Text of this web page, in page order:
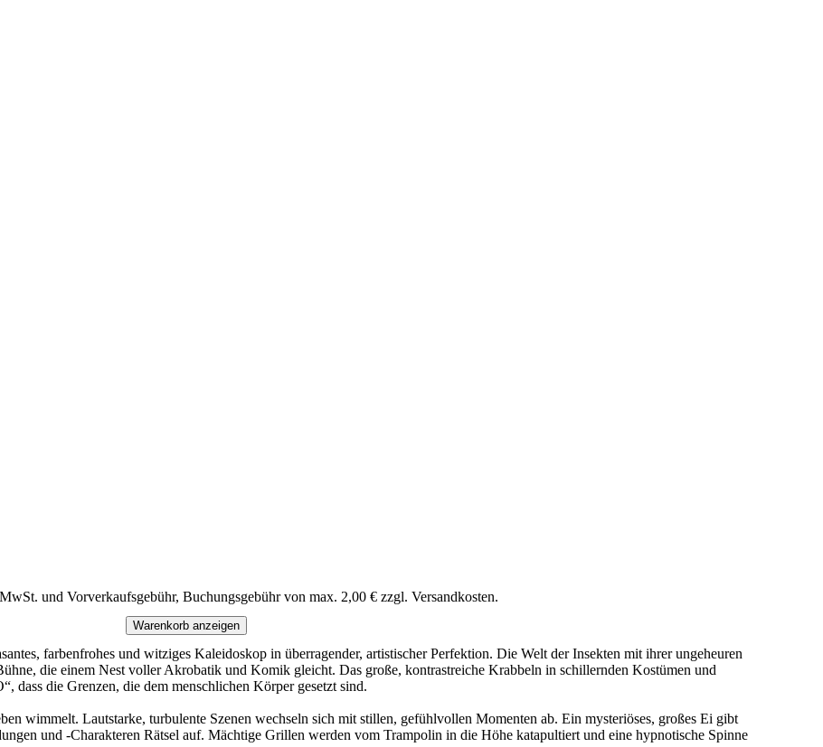
und Vorverkaufsgebühr, Buchungsgebühr von max. 2,00 € zzgl. Versandkosten.
Warenkorb anzeigen
farbenfrohes und witziges Kaleidoskop in überragender, artistischer Perfektion. Die Welt der Insekten mit ihrer ungeheuren
die einem Nest voller Akrobatik und Komik gleicht. Das große, kontrastreiche Krabbeln in schillernden Kostümen und
dass die Grenzen, die dem menschlichen Körper gesetzt sind.
wimmelt. Lautstarke, turbulente Szenen wechseln sich mit stillen, gefühlvollen Momenten ab. Ein mysteriöses, großes Ei gibt
und -Charakteren Rätsel auf. Mächtige Grillen werden vom Trampolin in die Höhe katapultiert und eine hypnotische Spinne